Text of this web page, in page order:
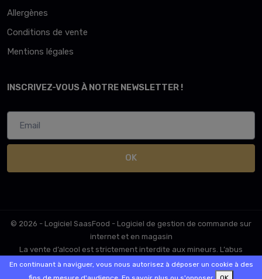
Allergènes
Conditions de vente
Mentions légales
INSCRIVEZ-VOUS À NOTRE NEWSLETTER !
OK
© 2026 - Logiciel SaasFood - Logiciel de gestion de commande sur
internet et en magasin
La vente d’alcool est strictement interdite aux mineurs. L’abus
d’alcool est dangereux pour la santé. A consommer avec
modération.
En continuant à naviguer, vous nous autorisez à déposer un cookie à des